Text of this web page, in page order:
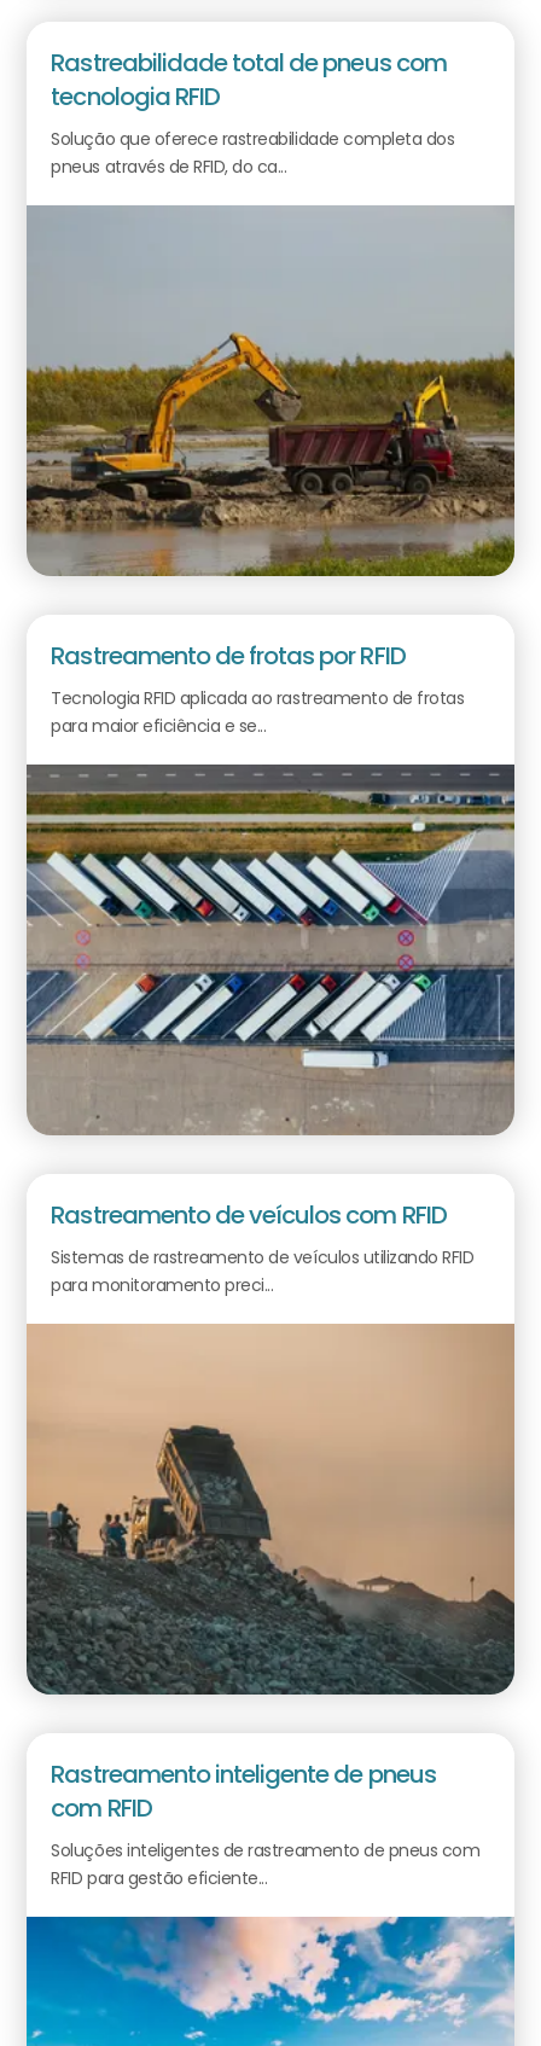
Rastreabilidade total de pneus com
tecnologia RFID
Solução que oferece rastreabilidade completa dos
pneus através de RFID, do ca...
Rastreamento de frotas por RFID
Tecnologia RFID aplicada ao rastreamento de frotas
para maior eficiência e se...
Rastreamento de veículos com RFID
Sistemas de rastreamento de veículos utilizando RFID
para monitoramento preci...
Rastreamento inteligente de pneus
com RFID
Soluções inteligentes de rastreamento de pneus com
RFID para gestão eficiente...